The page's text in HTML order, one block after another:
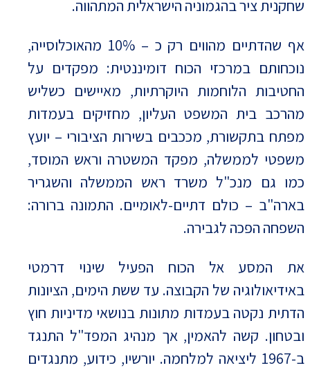
שחקנית ציר בהגמוניה הישראלית המתהווה.
אף שהדתיים מהווים רק כ – 10% מהאוכלוסייה,
נוכחותם במרכזי הכוח דומיננטית: מפקדים על
החטיבות הלוחמות היוקרתיות, מאיישים כשליש
מהרכב בית המשפט העליון, מחזיקים בעמדות
מפתח בתקשורת, מככבים בשירות הציבורי – יועץ
משפטי לממשלה, מפקד המשטרה וראש המוסד,
כמו גם מנכ"ל משרד ראש הממשלה והשגריר
בארה"ב – כולם דתיים-לאומיים. התמונה ברורה:
השפחה הפכה לגבירה.
את המסע אל הכוח הפעיל שינוי דרמטי
באידיאולוגיה של הקבוצה. עד ששת הימים, הציונות
הדתית נקטה בעמדות מתונות בנושאי מדיניות חוץ
ובטחון. קשה להאמין, אך מנהיג המפד"ל התנגד
ב-1967 ליציאה למלחמה. יורשיו, כידוע, מתנגדים